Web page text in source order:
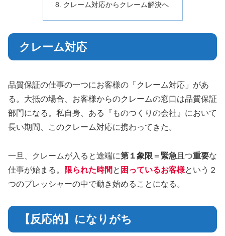
クレーム対応からクレーム解決へ
クレーム対応
品質保証の仕事の一つにお客様の「クレーム対応」があ
る。大抵の場合、お客様からのクレームの窓口は品質保証
部門になる。私自身、ある『ものつくりの会社』において
長い期間、このクレーム対応に携わってきた。
一旦、クレームが入ると途端に第１象限 ＝ 緊急 且つ重要な
仕事が始まる。
限られた時間 と 困っているお客様という２
つのプレッシャーの中で動き始めることになる。
【反応的】になりがち